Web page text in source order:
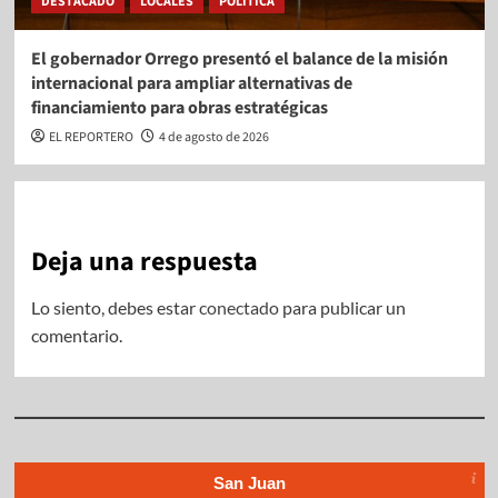
El gobernador Orrego presentó el balance de la misión
internacional para ampliar alternativas de
financiamiento para obras estratégicas
EL REPORTERO 4 de agosto de 2026
Deja una respuesta
Lo siento, debes estarconectadopara publicar un
comentario.
San Juan